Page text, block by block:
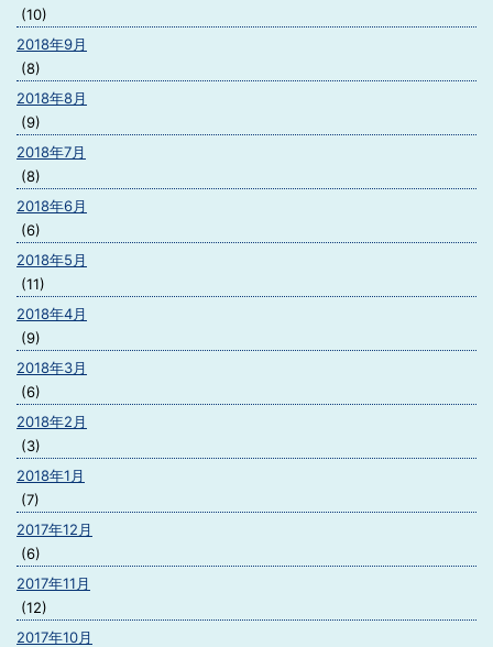
(10)
2018年9月
(8)
2018年8月
(9)
2018年7月
(8)
2018年6月
(6)
2018年5月
(11)
2018年4月
(9)
2018年3月
(6)
2018年2月
(3)
2018年1月
(7)
2017年12月
(6)
2017年11月
(12)
2017年10月